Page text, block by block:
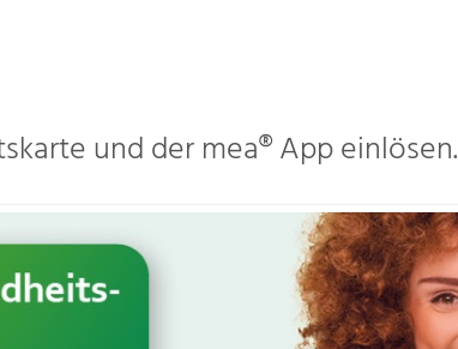
und der mea® App einlösen.